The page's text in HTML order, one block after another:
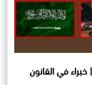
في القانون